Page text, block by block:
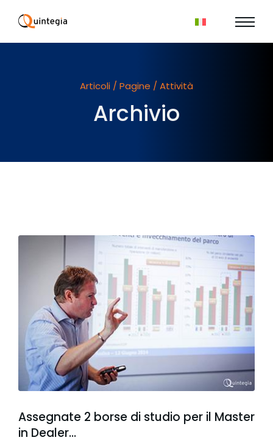
Articoli / Pagine / Attività
Archivio
Assegnate 2 borse di studio per il Master
in Dealer…